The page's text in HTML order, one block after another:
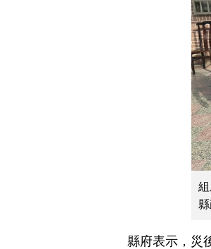
縣
縣府表示，災